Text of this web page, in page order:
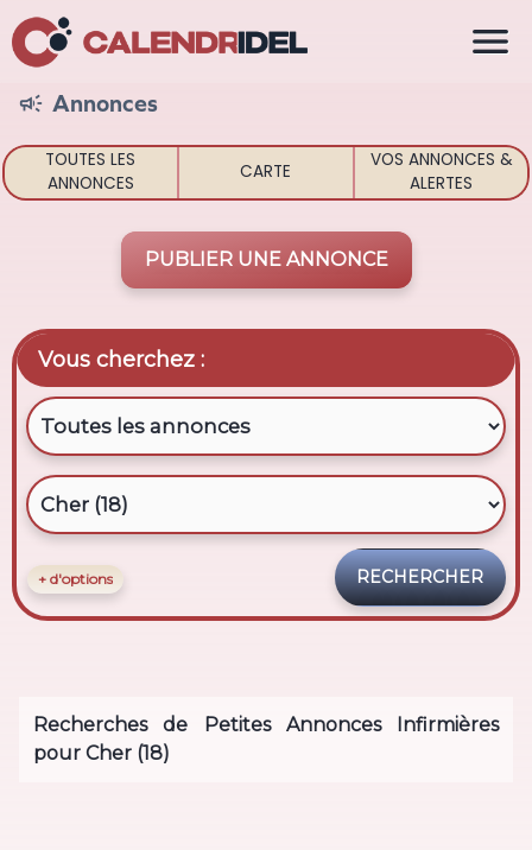
 Annonces
TOUTES LES
ANNONCES
CARTE
VOS ANNONCES &
ALERTES
PUBLIER UNE ANNONCE
Vous cherchez :
+ d'options
Recherches de Petites Annonces Infirmières
pour Cher (18)
